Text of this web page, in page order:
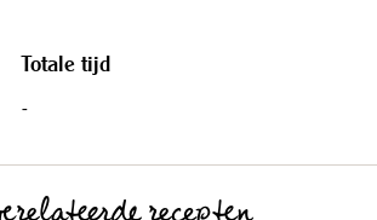
Totale tijd
-